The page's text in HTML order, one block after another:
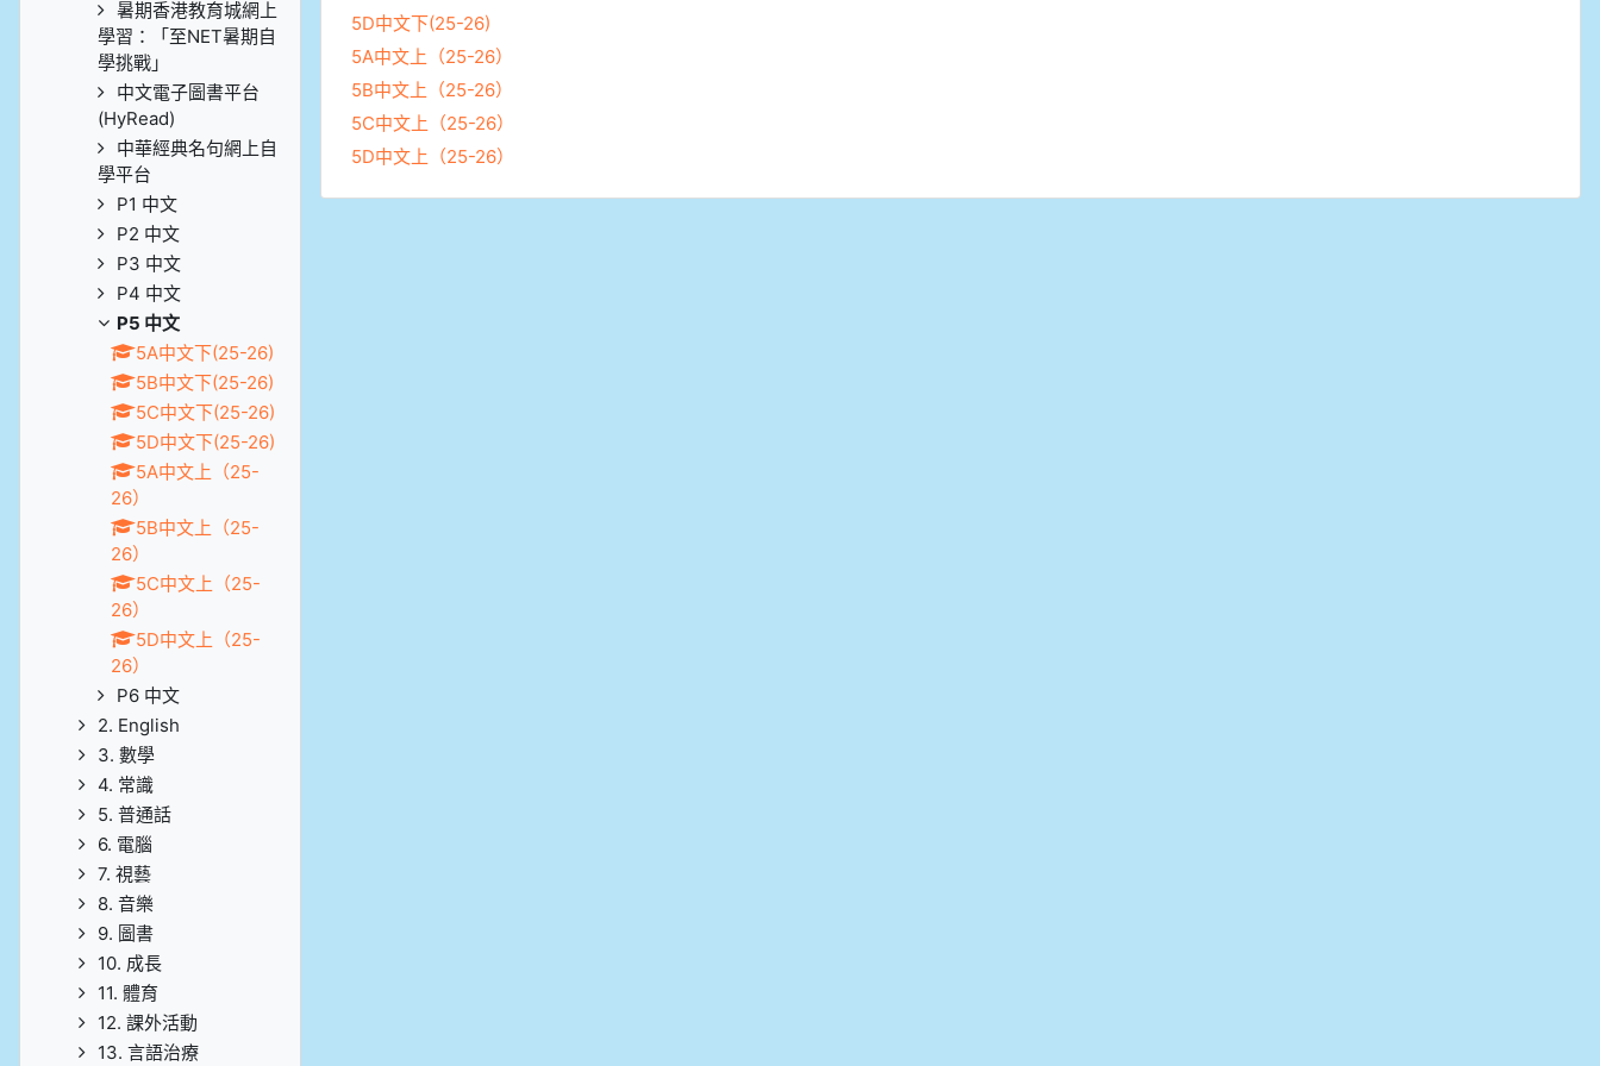
5D中文下(25-26)
5A中文上（25-26）
5B中文上（25-26）
5C中文上（25-26）
5D中文上（25-26）
暑期香港教育城網上
學習：「至NET暑期自
學挑戰」
中文電子圖書平台
(HyRead)
中華經典名句網上自
學平台
P1 中文
P2 中文
P3 中文
P4 中文
P5 中文
5A中文下(25-26)
5B中文下(25-26)
5C中文下(25-26)
5D中文下(25-26)
5A中文上（25-
26）
5B中文上（25-
26）
5C中文上（25-
26）
5D中文上（25-
26）
P6 中文
2. English
3. 數學
4. 常識
5. 普通話
6. 電腦
7. 視藝
8. 音樂
9. 圖書
10. 成長
11. 體育
12. 課外活動
13. 言語治療